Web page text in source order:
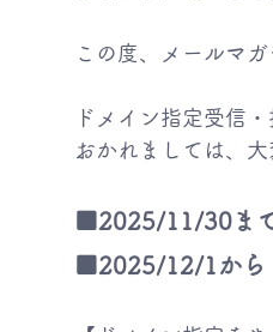
この度、メールマ
ドメイン指定受信
おかれましては、
■2025/11/30ま
■2025/12/1から